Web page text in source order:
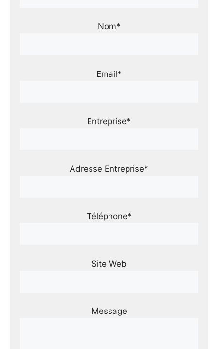
Nom*
Email*
Entreprise*
Adresse Entreprise*
Téléphone*
Site Web
Message